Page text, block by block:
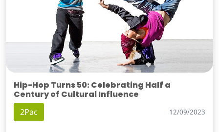
Hip-Hop Turns 50: Celebrating Half a
Century of Cultural Influence
2Pac 12/09/2023